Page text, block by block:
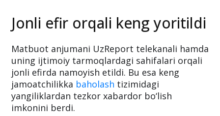
Jonli efir orqali keng yoritildi
Matbuot anjumani UzReport telekanali hamda
uning ijtimoiy tarmoqlardagi sahifalari orqali
jonli efirda namoyish etildi. Bu esa keng
jamoatchilikka baholash tizimidagi
yangiliklardan tezkor xabardor bo‘lish
imkonini berdi.